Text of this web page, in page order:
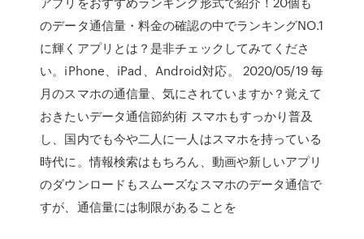
のデータ通信量・料金の確認の中でランキングNO.1
に輝くアプリとは？是非チェックしてみてくださ
い。iPhone、iPad、Android対応。 2020/05/19 毎
月のスマホの通信量、気にされていますか？覚えて
おきたいデータ通信節約術 スマホもすっかり普及
し、国内でも今や二人に一人はスマホを持っている
時代に。情報検索はもちろん、動画や新しいアプリ
のダウンロードもスムーズなスマホのデータ通信で
すが、通信量には制限があることを